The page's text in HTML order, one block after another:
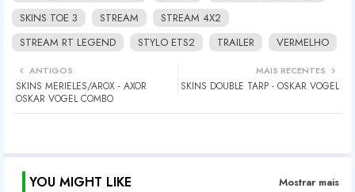
SKINS TOE 3
STREAM
STREAM 4X2
STREAM RT LEGEND
STYLO ETS2 TRAILER VERMELHO
MAIS RECENTES
SKINS DOUBLE TARP - OSKAR VOGEL
ANTIGOS
SKINS MERIELES/AROX - AXOR
OSKAR VOGEL COMBO
YOU MIGHT LIKE Mostrar mais